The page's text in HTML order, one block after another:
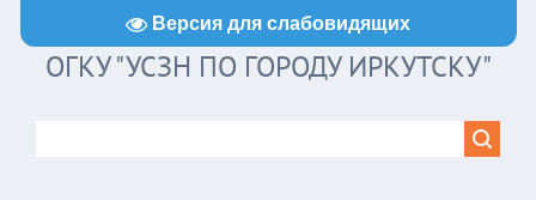
Версия для слабовидящих
ОГКУ "УСЗН ПО ГОРОДУ ИРКУТСКУ"